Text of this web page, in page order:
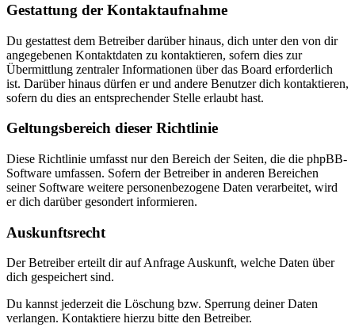
Gestattung der Kontaktaufnahme
Du gestattest dem Betreiber darüber hinaus, dich unter den von dir
angegebenen Kontaktdaten zu kontaktieren, sofern dies zur
Übermittlung zentraler Informationen über das Board erforderlich
ist. Darüber hinaus dürfen er und andere Benutzer dich kontaktieren,
sofern du dies an entsprechender Stelle erlaubt hast.
Geltungsbereich dieser Richtlinie
Diese Richtlinie umfasst nur den Bereich der Seiten, die die phpBB-
Software umfassen. Sofern der Betreiber in anderen Bereichen
seiner Software weitere personenbezogene Daten verarbeitet, wird
er dich darüber gesondert informieren.
Auskunftsrecht
Der Betreiber erteilt dir auf Anfrage Auskunft, welche Daten über
dich gespeichert sind.
Du kannst jederzeit die Löschung bzw. Sperrung deiner Daten
verlangen. Kontaktiere hierzu bitte den Betreiber.